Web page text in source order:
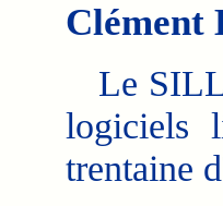
Clément
Le SILL
logiciels
trentaine